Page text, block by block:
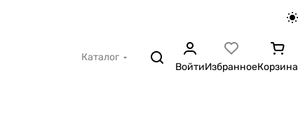
Каталог
ВойтиИзбранноеКорзина